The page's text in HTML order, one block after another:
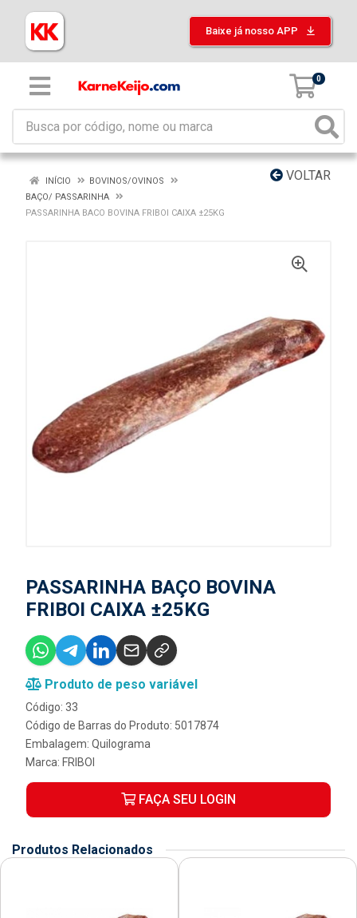
Baixe já nosso APP
0
VOLTAR
INÍCIO
BOVINOS/OVINOS
BAÇO/ PASSARINHA
PASSARINHA BACO BOVINA FRIBOI CAIXA ±25KG
PASSARINHA BAÇO BOVINA
FRIBOI CAIXA ±25KG
Produto de peso variável
Código: 33
Código de Barras do Produto: 5017874
Embalagem: Quilograma
Marca: FRIBOI
FAÇA SEU LOGIN
Produtos Relacionados